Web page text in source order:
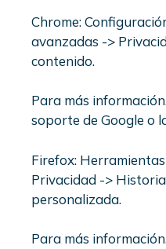
Chrome:
avanzadas ->
contenido.
Para más
soporte de Google o
Firefox:
Privacidad ->
personalizada.
Para más